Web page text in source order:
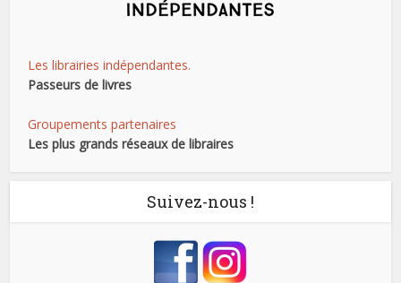
Les librairies indépendantes.
Passeurs de livres
Groupements partenaires
Les plus grands réseaux de libraires
Suivez-nous !